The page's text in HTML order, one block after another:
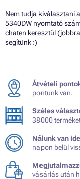
Nem tudja kiválasztani
5340DW nyomtató
chaten keresztül
segítünk :)
Átvételi
pontunk van.
Széles
38000
Nálunk van
napon belül
vásárlás után